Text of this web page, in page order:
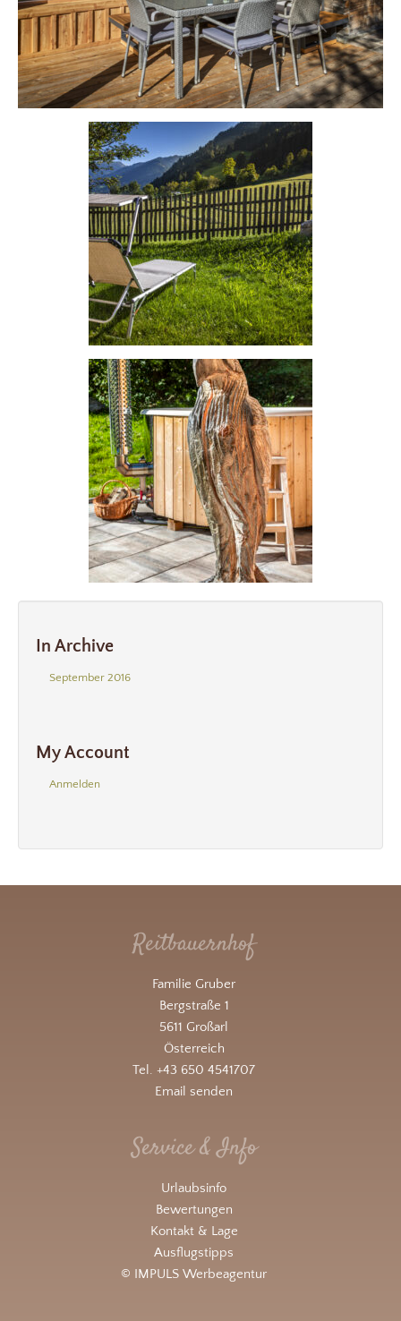
In Archive
September 2016
My Account
Anmelden
Reitbauernhof
Familie Gruber
Bergstraße 1
5611 Großarl
Österreich
Tel. +43 650 4541707
Email senden
Service & Info
Urlaubsinfo
Bewertungen
Kontakt & Lage
Ausflugstipps
© IMPULS Werbeagentur